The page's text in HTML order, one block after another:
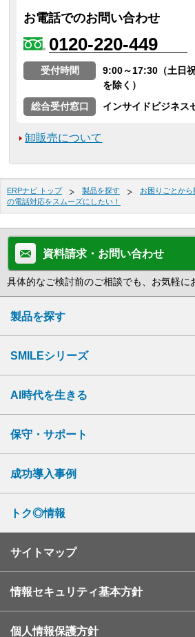
お電話でのお問い合わせ
0120-220-449
受付時間
9:00～17:30（土日
を除く）
総合受付窓口
インサイドビジネス
卸販売について
ERPナビ トップ 製品を探す お困りごとから
の電話対応をスムーズにしたい！
資料請求・お問い合わせ
具体的なご検討前のご相談でも、お気軽に
製品を探す
SMILEシリーズ
AI時代を生きる
保守・サポート
成功導入事例
トク◎情報
サイトマップ
情報セキュリティ基本方針
個人情報保護方針